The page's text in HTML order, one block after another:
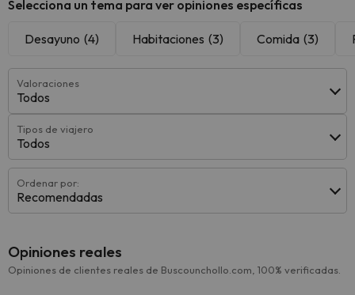
Selecciona un tema para ver opiniones específicas
Desayuno (4) Habitaciones (3) Comida (3)
Valoraciones
Todos
Tipos de viajero
Todos
Ordenar por:
Recomendadas
Opiniones reales
Opiniones de clientes reales de Buscounchollo.com, 100% verificadas.